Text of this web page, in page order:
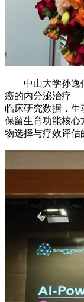
中山大学孙逸仙
癌的内分泌治疗
临床研究数据，生
保留生育功能核心
物选择与疗效评估